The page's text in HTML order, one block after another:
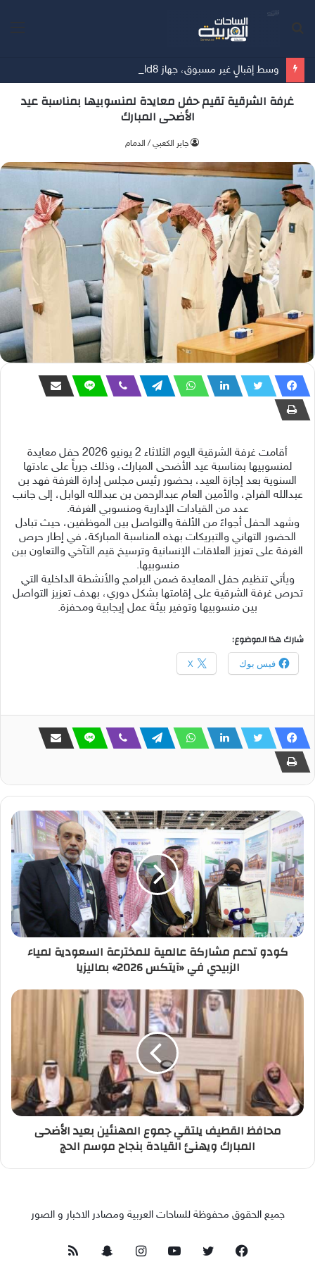
غرفة الشرقية تقيم حفل معايدة لمنسوبيها بمناسبة عيد
الأضحى المبارك
جابر الكعبي / الدمام
أقامت غرفة الشرقية اليوم الثلاثاء 2 يونيو 2026 حفل معايدة
لمنسوبيها بمناسبة عيد الأضحى المبارك، وذلك جرياً على عادتها
السنوية بعد إجازة العيد، بحضور رئيس مجلس إدارة الغرفة فهد بن
عبدالله الفراج، والأمين العام عبدالرحمن بن عبدالله الوابل، إلى جانب
عدد من القيادات الإدارية ومنسوبي الغرفة.
وشهد الحفل أجواءً من الألفة والتواصل بين الموظفين، حيث تبادل
الحضور التهاني والتبريكات بهذه المناسبة المباركة، في إطار حرص
الغرفة على تعزيز العلاقات الإنسانية وترسيخ قيم التآخي والتعاون بين
منسوبيها.
ويأتي تنظيم حفل المعايدة ضمن البرامج والأنشطة الداخلية التي
تحرص غرفة الشرقية على إقامتها بشكل دوري، بهدف تعزيز التواصل
بين منسوبيها وتوفير بيئة عمل إيجابية ومحفزة.
شارك هذا الموضوع:
فيس بوك X
كودو تدعم مشاركة عالمية للمخترعة السعودية لمياء
الزبيدي في «آيتكس 2026» بماليزيا
محافظ القطيف يلتقي جموع المهنئين بعيد الأضحى
المبارك ويهنئ القيادة بنجاح موسم الحج
جميع الحقوق محفوظة للساحات العربية ومصادر الاخبار و الصور
فيسبوك تويتر يوتيوبانستقرامسناب ملخص